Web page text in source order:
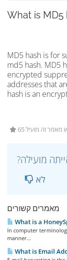
What is MD5
MD5 hash is for
md5 hash. MD5
encrypted
addresses that
hash is an
מאמר זה מועיל
לא
מאמרים קשורים
What is a
In computer
manner...
What is Email